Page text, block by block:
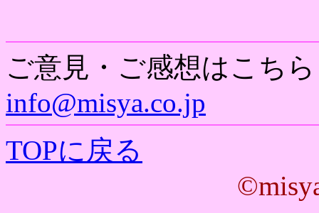
ご意見・ご感想はこち
info@misya.co.jp
TOPに戻る